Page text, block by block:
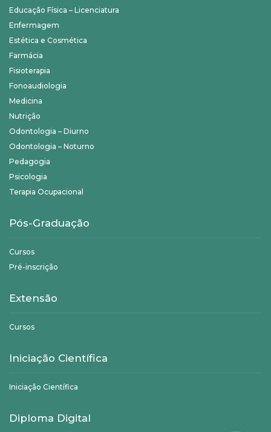
Educação Física – Licenciatura
Enfermagem
Estética e Cosmética
Farmácia
Fisioterapia
Fonoaudiologia
Medicina
Nutrição
Odontologia – Diurno
Odontologia – Noturno
Pedagogia
Psicologia
Terapia Ocupacional
Pós-Graduação
Cursos
Pré-inscrição
Extensão
Cursos
Iniciação Científica
Iniciação Científica
Diploma Digital